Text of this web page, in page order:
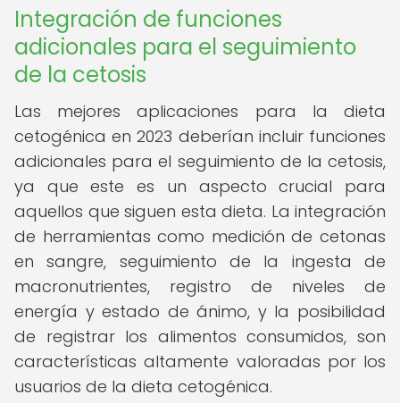
Integración de funciones
adicionales para el seguimiento
de la cetosis
Las mejores aplicaciones para la dieta
cetogénica en 2023 deberían incluir funciones
adicionales para el seguimiento de la cetosis,
ya que este es un aspecto crucial para
aquellos que siguen esta dieta. La integración
de herramientas como medición de cetonas
en sangre, seguimiento de la ingesta de
macronutrientes, registro de niveles de
energía y estado de ánimo, y la posibilidad
de registrar los alimentos consumidos, son
características altamente valoradas por los
usuarios de la dieta cetogénica.